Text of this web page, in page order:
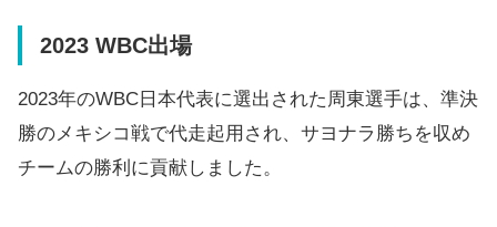
2023 WBC出場
2023年のWBC日本代表に選出された周東選手は、準決
勝のメキシコ戦で代走起用され、サヨナラ勝ちを収め
チームの勝利に貢献しました。